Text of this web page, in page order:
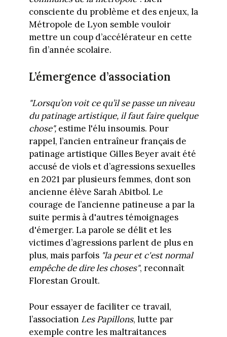
consciente du problème et des enjeux, la
Métropole de Lyon semble vouloir
mettre un coup d’accélérateur en cette
fin d’année scolaire.
L’émergence d’association
"Lorsqu’on voit ce qu’il se passe un niveau
du patinage artistique, il faut faire quelque
chose", estime l'élu insoumis. Pour
rappel, l’ancien entraîneur français de
patinage artistique Gilles Beyer avait été
accusé de viols et d’agressions sexuelles
en 2021 par plusieurs femmes, dont son
ancienne élève Sarah Abitbol. Le
courage de l’ancienne patineuse a par la
suite permis à d'autres témoignages
d'émerger. La parole se délit et les
victimes d’agressions parlent de plus en
plus, mais parfois "la peur et c'est normal
empêche de dire les choses", reconnaît
Florestan Groult.
Pour essayer de faciliter ce travail,
l’association Les Papillons, lutte par
exemple contre les maltraitances